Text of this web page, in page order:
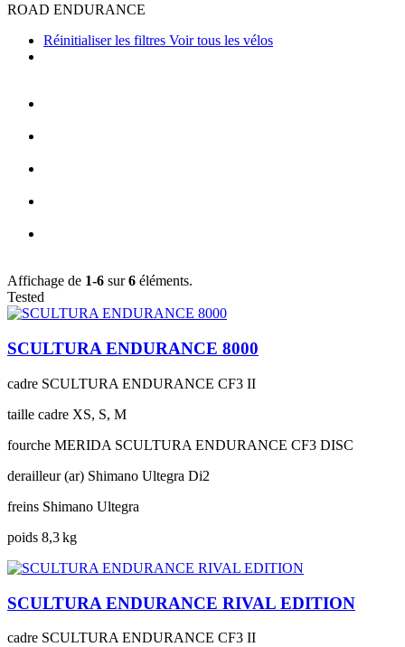
ROAD ENDURANCE
Réinitialiser les filtres Voir tous les vélos
Affichage de 1-6 sur6 éléments.
Tested
SCULTURA ENDURANCE 8000
cadre SCULTURA ENDURANCE CF3 II
taille cadre XS, S, M
fourche MERIDA SCULTURA ENDURANCE CF3 DISC
derailleur (ar) Shimano Ultegra Di2
freins Shimano Ultegra
poids 8,3 kg
SCULTURA ENDURANCE RIVAL EDITION
cadre SCULTURA ENDURANCE CF3 II